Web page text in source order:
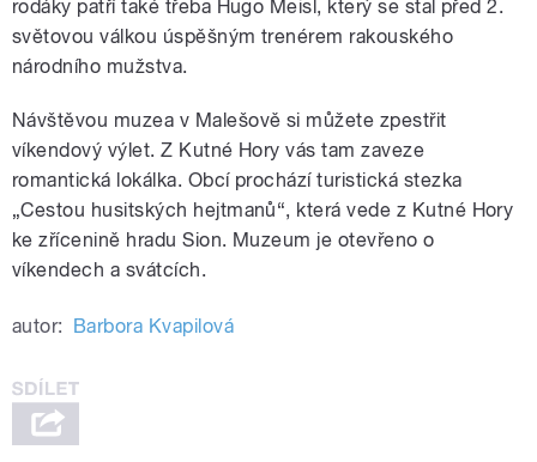
rodáky patří také třeba Hugo Meisl, který se stal před 2.
světovou válkou úspěšným trenérem rakouského
národního mužstva.
Návštěvou muzea v Malešově si můžete zpestřit
víkendový výlet. Z Kutné Hory vás tam zaveze
romantická lokálka. Obcí prochází turistická stezka
„Cestou husitských hejtmanů“, která vede z Kutné Hory
ke zřícenině hradu Sion. Muzeum je otevřeno o
víkendech a svátcích.
autor: Barbora Kvapilová